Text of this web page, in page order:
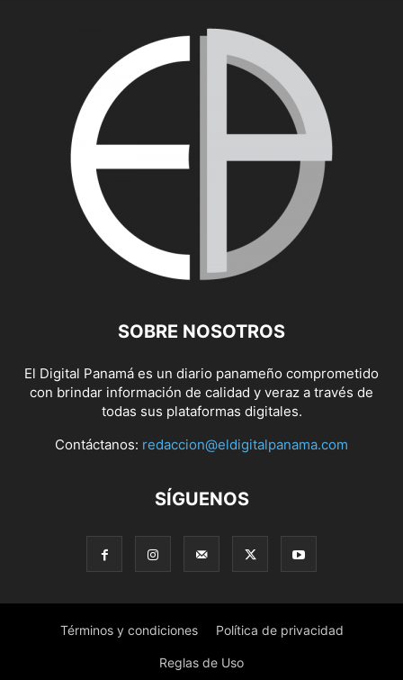
SOBRE NOSOTROS
El Digital Panamá es un diario panameño comprometido
con brindar información de calidad y veraz a través de
todas sus plataformas digitales.
Contáctanos: redaccion@eldigitalpanama.com
SÍGUENOS
Términos y condiciones Política de privacidad
Reglas de Uso